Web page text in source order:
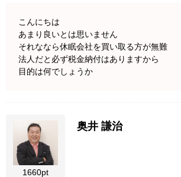
こんにちは
あまり良いとは思いません
それななら休眠会社を買い取る方が無難
法人だと必ず税金納付はありますから
目的は何でしょうか
1660pt
奥井 謙治